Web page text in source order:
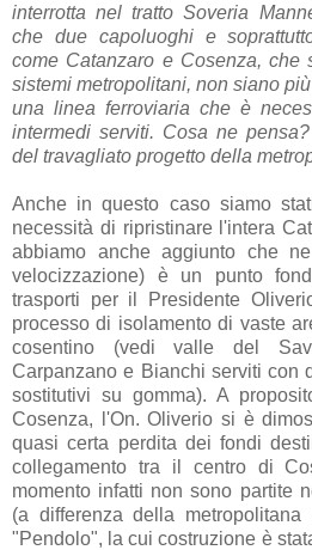
interrotta nel tratto Soveria
che due capoluoghi e
come Catanzaro e Cosenza, che
sistemi metropolitani, non siano
una linea ferroviaria che è
intermedi serviti. Cosa ne
del travagliato progetto della
Anche in questo caso siamo
necessità di ripristinare l'intera
abbiamo anche aggiunto che
velocizzazione) è un punto
trasporti per il Presidente
processo di isolamento di vaste
cosentino (vedi valle del
Carpanzano e Bianchi serviti con
sostitutivi su gomma). A
Cosenza, l'On. Oliverio si è
quasi certa perdita dei fondi
collegamento tra il centro di
momento infatti non sono partite
(a differenza della
"Pendolo", la cui costruzione è